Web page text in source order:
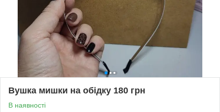
Вушка мишки на обідку 180 грн
В наявності